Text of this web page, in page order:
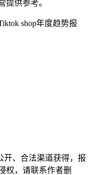
提供参考。
shop年度趋势报
开、合法渠道获得，报
权，请联系作者删